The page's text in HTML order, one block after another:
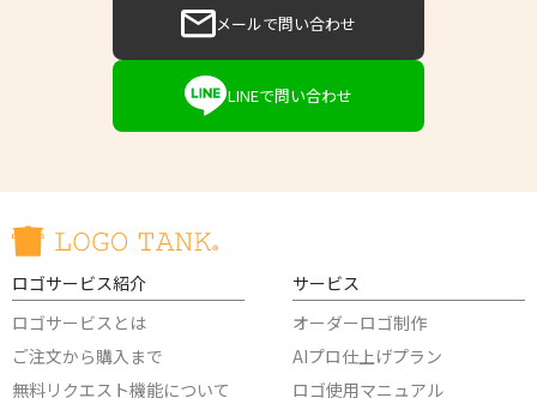
メールで問い合わせ
LINEで問い合わせ
ロゴサービス紹介
ロゴサービスとは
ご注文から購入まで
無料リクエスト機能について
サービス
オーダーロゴ制作
AIプロ仕上げプラン
ロゴ使用マニュアル